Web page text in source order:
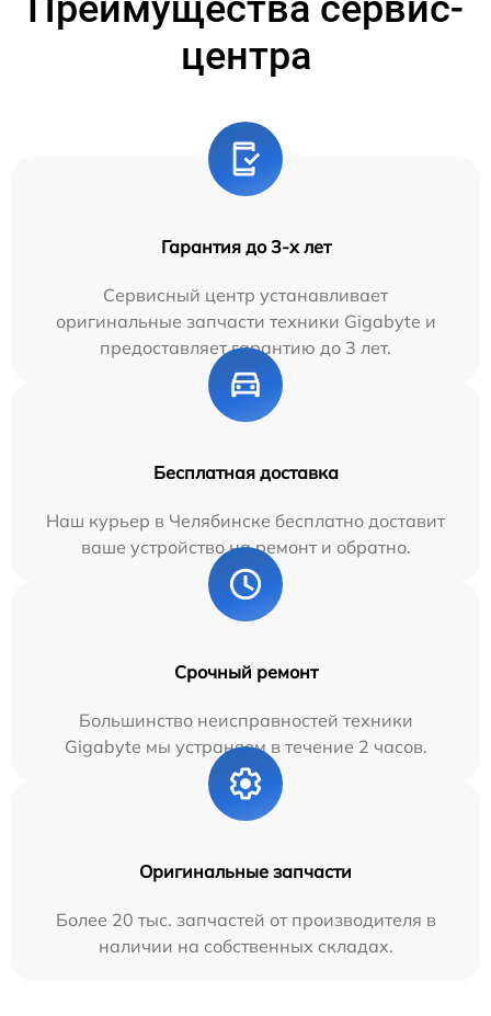
Преимущества сервис-
центра
Гарантия до 3-х лет
Сервисный центр устанавливает
оригинальные запчасти техники Gigabyte и
предоставляет гарантию до 3 лет.
Бесплатная доставка
Наш курьер в Челябинске бесплатно доставит
ваше устройство на ремонт и обратно.
Срочный ремонт
Большинство неисправностей техники
Gigabyte мы устраняем в течение 2 часов.
Оригинальные запчасти
Более 20 тыс. запчастей от производителя в
наличии на собственных складах.